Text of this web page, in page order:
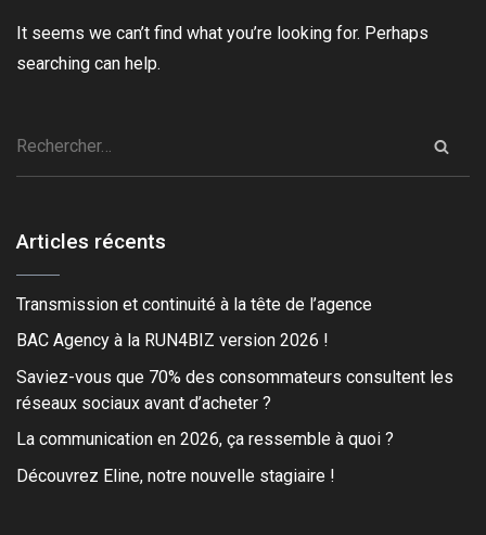
It seems we can’t find what you’re looking for. Perhaps
searching can help.
Articles récents
Transmission et continuité à la tête de l’agence
BAC Agency à la RUN4BIZ version 2026 !
Saviez-vous que 70% des consommateurs consultent les
réseaux sociaux avant d’acheter ?
La communication en 2026, ça ressemble à quoi ?
Découvrez Eline, notre nouvelle stagiaire !